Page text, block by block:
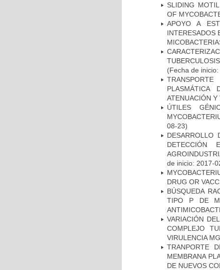
SLIDING
OF
APOYO A
INTERESADOS
(Fecha de
PLASMÁTICA
ATENUACIÓN Y
ÚTILES
08-23)
DESARROLLO
DETECCIÓN
de inicio: 2017-
DRUG OR
BÚSQUEDA
TIPO P DE
VARIACIÓN
COMPLEJO
VIRULENCIA
TRANPORTE
MEMBRANA
DE NUEVOS